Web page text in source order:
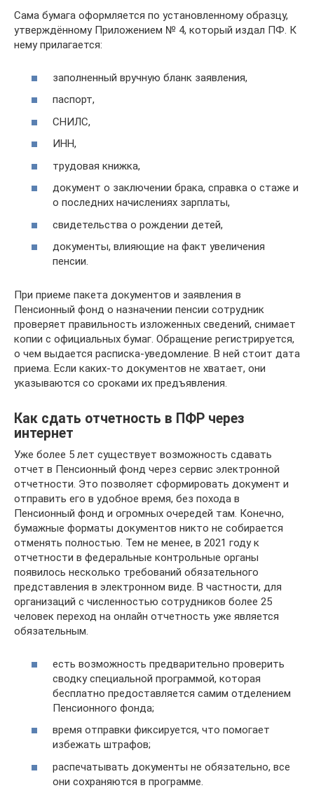
Сама бумага оформляется по установленному образцу,
утверждённому Приложением № 4, который издал ПФ. К
нему прилагается:
заполненный вручную бланк заявления,
паспорт,
СНИЛС,
ИНН,
трудовая книжка,
документ о заключении брака, справка о стаже и
о последних начислениях зарплаты,
свидетельства о рождении детей,
документы, влияющие на факт увеличения
пенсии.
При приеме пакета документов и заявления в
Пенсионный фонд о назначении пенсии сотрудник
проверяет правильность изложенных сведений, снимает
копии с официальных бумаг. Обращение регистрируется,
о чем выдается расписка-уведомление. В ней стоит дата
приема. Если каких-то документов не хватает, они
указываются со сроками их предъявления.
Как сдать отчетность в ПФР через
интернет
Уже более 5 лет существует возможность сдавать
отчет в Пенсионный фонд через сервис электронной
отчетности. Это позволяет сформировать документ и
отправить его в удобное время, без похода в
Пенсионный фонд и огромных очередей там. Конечно,
бумажные форматы документов никто не собирается
отменять полностью. Тем не менее, в 2021 году к
отчетности в федеральные контрольные органы
появилось несколько требований обязательного
представления в электронном виде. В частности, для
организаций с численностью сотрудников более 25
человек переход на онлайн отчетность уже является
обязательным.
есть возможность предварительно проверить
сводку специальной программой, которая
бесплатно предоставляется самим отделением
Пенсионного фонда;
время отправки фиксируется, что помогает
избежать штрафов;
распечатывать документы не обязательно, все
они сохраняются в программе.